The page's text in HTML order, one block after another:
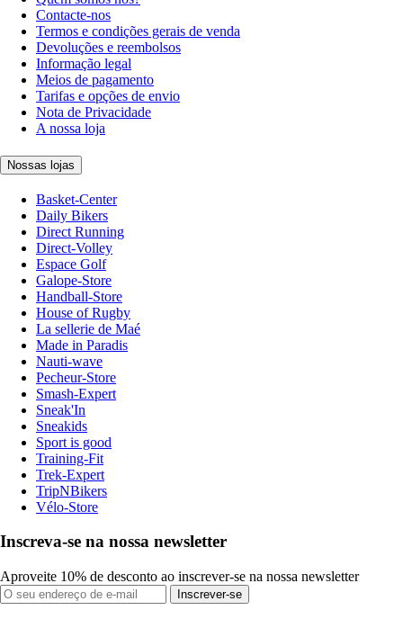
Contacte-nos
Termos e condições gerais de venda
Devoluções e reembolsos
Informação legal
Meios de pagamento
Tarifas e opções de envio
Nota de Privacidade
A nossa loja
Nossas lojas
Basket-Center
Daily Bikers
Direct Running
Direct-Volley
Espace Golf
Galope-Store
Handball-Store
House of Rugby
La sellerie de Maé
Made in Paradis
Nauti-wave
Pecheur-Store
Smash-Expert
Sneak'In
Sneakids
Sport is good
Training-Fit
Trek-Expert
TripNBikers
Vélo-Store
Inscreva-se na nossa newsletter
Aproveite 10% de desconto ao inscrever-se na nossa newsletter
Inscrever-se